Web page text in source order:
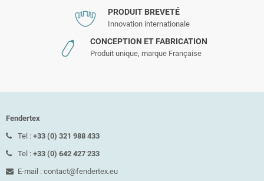
PRODUIT BREVETÉ
Innovation internationale
CONCEPTION ET FABRICATION
Produit unique, marque Française
Fendertex
Tel : +33 (0) 321 988 433
Tel : +33 (0) 642 427 233
E-mail : contact@fendertex.eu